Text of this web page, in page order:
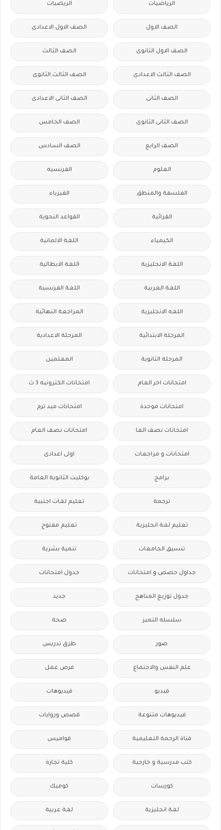
الرياضيات الريضيات
الصف الاول الصف الاول الاعدادى
الصف الاول الثانوى الصف الثالث
الصف الثالث الاعدادى الصف الثالث الثانوى
الصف الثانى الصف الثانى الاعدادى
الصف الثانى الثانوى الصف الخامس
الصف الرابع الصف السادس
العلوم الفرنسيه
الفلسفة والمنطق الفيزياء
القرائية القواعد النحوية
الكيمياء اللغة الالمانية
اللغة الانجليزية اللغة الايطالية
اللغة العربية اللغة الفرنسية
اللغه الانجليزية المراجعة النهائية
المرحلة الابتدائية المرحلة الاعدادية
المرحلة الثانوية المعلمين
امتحانات اخر العام امتحانات الكترونيه 3 ث
امتحانات موحدة امتحانات ميد ترم
امتحانات نصف العا امتحانات نصف العام
امتحانات و مراجعات اولى اعدادى
برامج بوكليت الثانوية العامة
ترجمة تعليم لغات اجنبية
تعليم لغة انجليزية تعليم مفتوح
تنسيق الجامعات تنمية بشرية
جداول حصص و امتحانات جدول امتحانات
جدول توزيع المناهج جديد
سلسله التميز صحة
صور طرق تدريس
علم النفس والاجتماع فرص عمل
فيديو فيديوهات
فيديوهات متنوعة قصص وروايات
قناة الرحمة التعليمية قواميس
كتب مدرسية و خارجية كلية تجارة
كورسات كوميك
لغة انجليزية لغة عربية